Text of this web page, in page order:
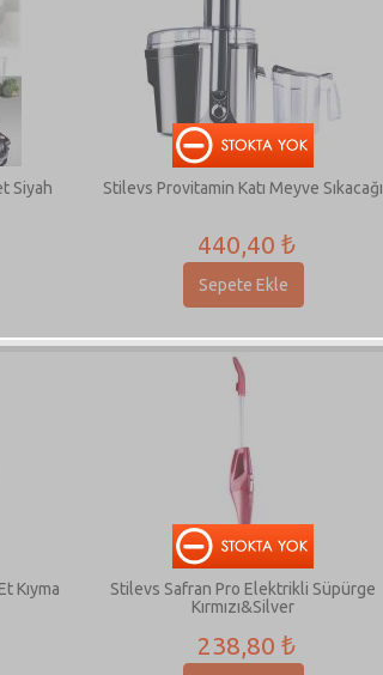
Siyah Stilevs Provitamin Katı Meyve Sıkacağı
440,40 ₺
Sepete Ekle
Kıyma
Stilevs Safran Pro Elektrikli Süpürge
Kırmızı&Silver
238,80 ₺